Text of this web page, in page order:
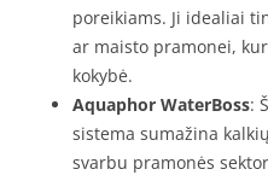
poreikiams. Ji idealiai
ar maisto pramonei,
kokybė.
Aquaphor WaterBoss:
sistema sumažina
svarbu pramonės